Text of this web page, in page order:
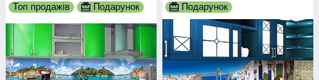
Топ продажів Подарунок Подарунок